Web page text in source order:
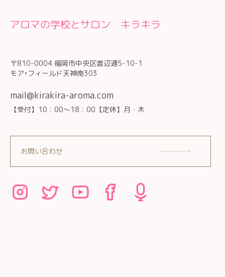
アロマの学校とサロン キラキラ
〒810-0004 福岡市中央区渡辺通5-10-1
モア•フィールド天神南303
mail@kirakira-aroma.com
【受付】10：00～18：00【定休】月・木
お問い合わせ